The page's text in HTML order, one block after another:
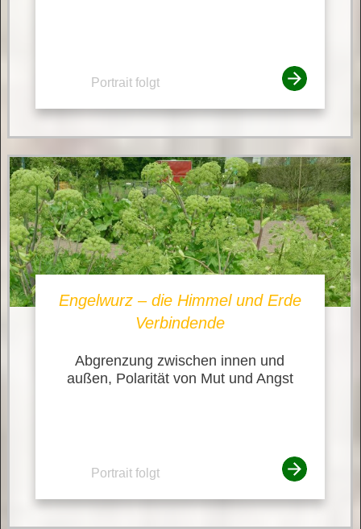
Portrait folgt
Engelwurz – die Himmel und Erde
Verbindende
Abgrenzung zwischen innen und
außen, Polarität von Mut und Angst
Portrait folgt